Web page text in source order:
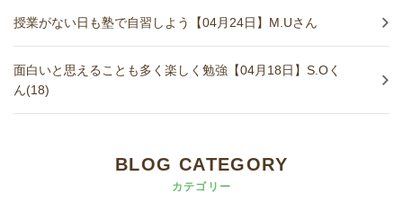
授業がない日も塾で自習しよう【04月24日】M.Uさん
面白いと思えることも多く楽しく勉強【04月18日】S.Oく
ん(18)
BLOG CATEGORY
カテゴリー